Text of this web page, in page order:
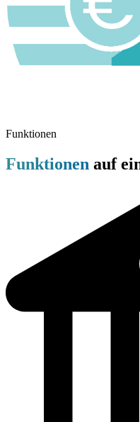
Funktionen
Funktionen auf